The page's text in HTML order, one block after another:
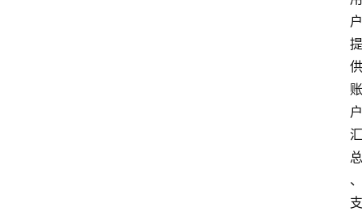
户
提
供
账
户
汇
总
、
支